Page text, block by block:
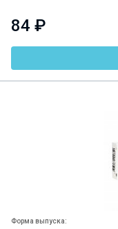
84 ₽
Форма выпуска: